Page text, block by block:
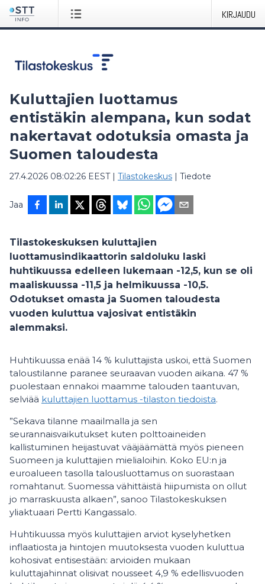
KIRJAUDU
Kuluttajien luottamus
entistäkin alempana, kun sodat
nakertavat odotuksia omasta ja
Suomen taloudesta
27.4.2026 08:02:26 EEST| Tilastokeskus | Tiedote
Jaa
Tilastokeskuksen kuluttajien
luottamusindikaattorin saldoluku laski
huhtikuussa edelleen lukemaan -12,5, kun se oli
maaliskuussa -11,5 ja helmikuussa -10,5.
Odotukset omasta ja Suomen taloudesta
vuoden kuluttua vajosivat entistäkin
alemmaksi.
Huhtikuussa enää 14 % kuluttajista uskoi, että Suomen
taloustilanne paranee seuraavan vuoden aikana. 47 %
puolestaan ennakoi maamme talouden taantuvan,
selviää kuluttajien luottamus -tilaston tiedoista.
”Sekava tilanne maailmalla ja sen
seurannaisvaikutukset kuten polttoaineiden
kallistuminen heijastuvat vääjäämättä myös pieneen
Suomeen ja kuluttajien mielialoihin. Koko EU:n ja
euroalueen tasolla talousluottamus on suorastaan
romahtanut. Suomessa vähittäistä hiipumista on ollut
jo marraskuusta alkaen”, sanoo Tilastokeskuksen
yliaktuaari Pertti Kangassalo.
Huhtikuussa myös kuluttajien arviot kyselyhetken
inflaatiosta ja hintojen muutoksesta vuoden kuluttua
kohosivat entisestään: arvioiden mukaan
kuluttajahinnat olisivat nousseet 4,9 % edellisvuoden